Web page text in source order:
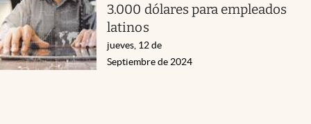
3.000 dólares para empleados
latinos
jueves, 12 de
Septiembre de 2024